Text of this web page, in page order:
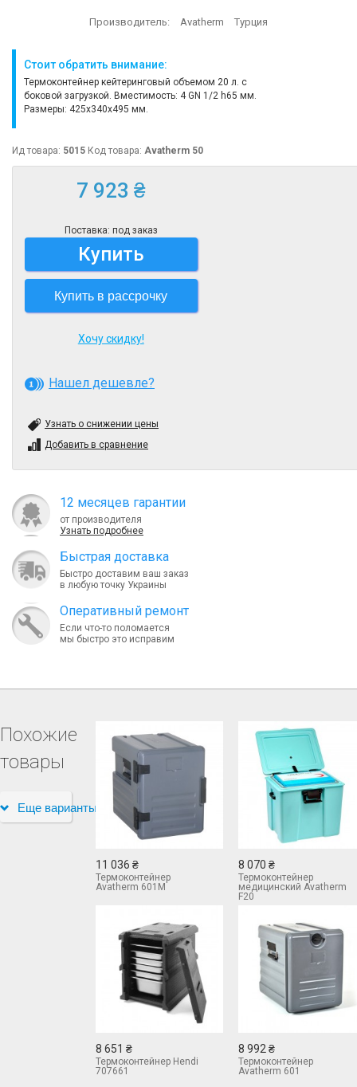
Производитель: Avatherm Турция
Стоит обратить внимание:
Термоконтейнер кейтеринговый объемом 20 л. с
боковой загрузкой. Вместимость: 4 GN 1/2 h65 мм.
Размеры: 425x340x495 мм.
Ид товара: 5015 Код товара: Avatherm 50
7 923 ₴
Поставка: под заказ
Купить
Купить в рассрочку
Хочу скидку!
Нашел дешевле?
Узнать о снижении цены
Добавить в сравнение
12 месяцев гарантии
от производителя
Узнать подробнее
Быcтрая доставка
Быстро доставим ваш заказ
в любую точку Украины
Оперативный ремонт
Если что-то поломается
мы быстро это исправим
Похожие
товары
Еще варианты
11 036 ₴
Термоконтейнер
Avatherm 601М
8 070 ₴
Термоконтейнер
медицинский Avatherm
F20
8 651 ₴
Термоконтейнер Hendi
707661
8 992 ₴
Термоконтейнер
Avatherm 601